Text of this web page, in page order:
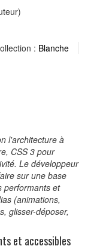
: Blanche
l'architecture à
CSS 3 pour
Le développeur
sur une base
performants et
(animations,
glisser-déposer,
et accessibles